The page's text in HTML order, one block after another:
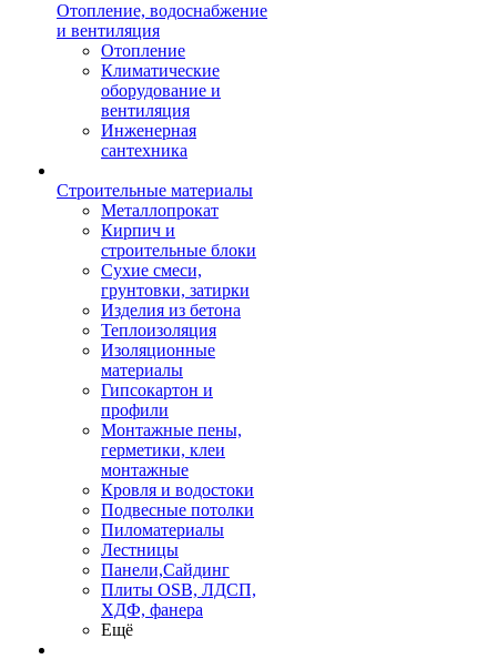
Отопление, водоснабжение
и вентиляция
Отопление
Климатические
оборудование и
вентиляция
Инженерная
сантехника
Строительные материалы
Металлопрокат
Кирпич и
строительные блоки
Сухие смеси,
грунтовки, затирки
Изделия из бетона
Теплоизоляция
Изоляционные
материалы
Гипсокартон и
профили
Монтажные пены,
герметики, клеи
монтажные
Кровля и водостоки
Подвесные потолки
Пиломатериалы
Лестницы
Панели,Сайдинг
Плиты OSB, ЛДСП,
ХДФ, фанера
Ещё